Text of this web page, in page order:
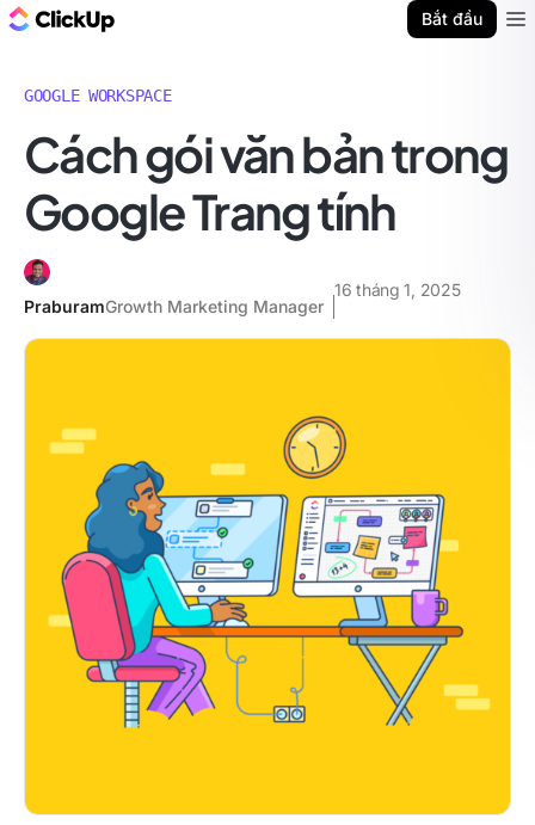
Bắt đầu
GOOGLE WORKSPACE
Cách gói văn bản trong
Google Trang tính
PraburamGrowth Marketing Manager
16 tháng 1, 2025